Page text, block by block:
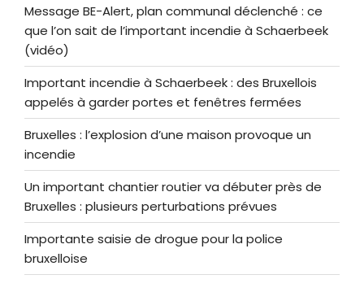
Message BE-Alert, plan communal déclenché : ce
que l’on sait de l’important incendie à Schaerbeek
(vidéo)
Important incendie à Schaerbeek : des Bruxellois
appelés à garder portes et fenêtres fermées
Bruxelles : l’explosion d’une maison provoque un
incendie
Un important chantier routier va débuter près de
Bruxelles : plusieurs perturbations prévues
Importante saisie de drogue pour la police
bruxelloise